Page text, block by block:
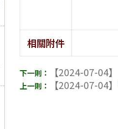
相關附件
【2024-07-04】
【2024-07-04】